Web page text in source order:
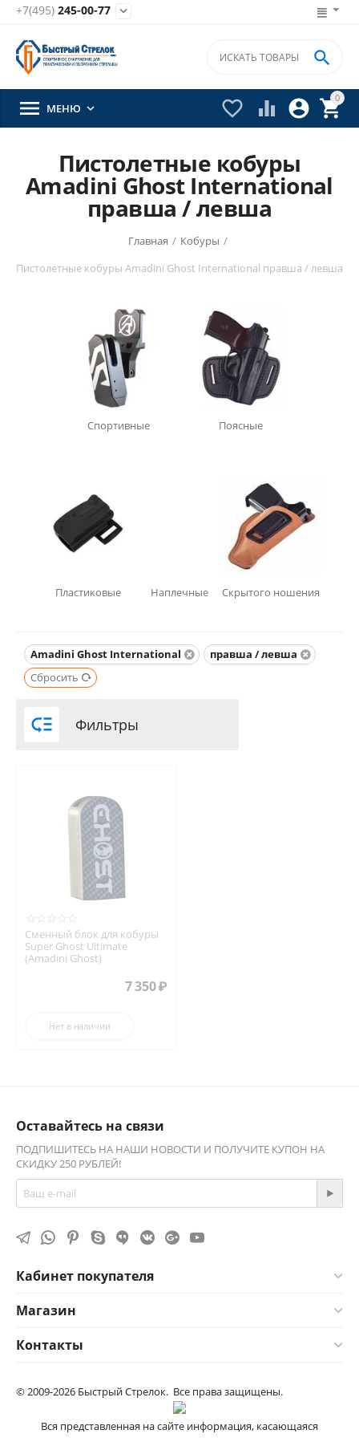
+7(495) 245-00-77 
0


 

 МЕНЮ 
Пистолетные кобуры
Amadini Ghost International
правша / левша
Главная / Кобуры /
Пистолетные кобуры Amadini Ghost International правша / левша
Спортивные Поясные
Пластиковые Наплечные Скрытого ношения
Amadini Ghost International
правша / левша
Сбросить
 Фильтры
Сменный блок для кобуры
Super Ghost Ultimate
(Amadini Ghost)
7 350₽
Нет в наличии
Оставайтесь на связи
ПОДПИШИТЕСЬ НА НАШИ НОВОСТИ И ПОЛУЧИТЕ КУПОН НА
СКИДКУ 250 РУБЛЕЙ!
Кабинет покупателя
Магазин
Контакты
© 2009-2026 Быстрый Стрелок. Все права защищены.
Вся представленная на сайте информация, касающаяся